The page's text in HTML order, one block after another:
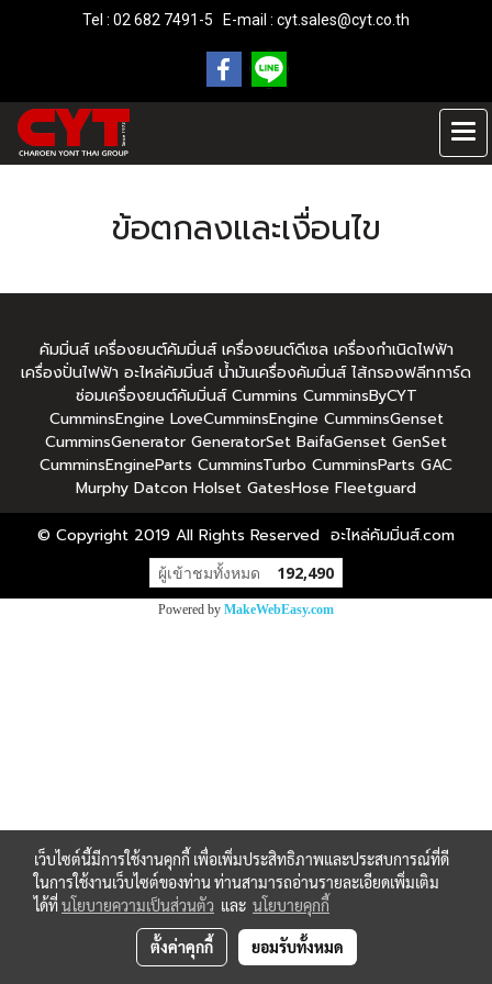
Tel : 02 682 7491-5 E-mail : cyt.sales@cyt.co.th
ข้อตกลงและเงื่อนไข
คัมมิ่นส์ เครื่องยนต์คัมมิ่นส์ เครื่องยนต์ดีเซล เครื่องกำเนิดไฟฟ้า
เครื่องปั่นไฟฟ้า อะไหล่คัมมิ่นส์ น้ำมันเครื่องคัมมิ่นส์ ไส้กรองฟลีทการ์ด
ซ่อมเครื่องยนต์คัมมิ่นส์ Cummins CumminsByCYT
CumminsEngine LoveCumminsEngine CumminsGenset
CumminsGenerator GeneratorSet BaifaGenset GenSet
CumminsEngineParts CumminsTurbo CumminsParts GAC
Murphy Datcon Holset GatesHose Fleetguard
© Copyright 2019 All Rights Reserved อะไหล่คัมมิ่นส์.com
ผู้เข้าชมทั้งหมด 192,490
Powered by MakeWebEasy.com
เว็บไซต์นี้มีการใช้งานคุกกี้ เพื่อเพิ่มประสิทธิภาพและประสบการณ์ที่ดี
ในการใช้งานเว็บไซต์ของท่าน ท่านสามารถอ่านรายละเอียดเพิ่มเติม
ได้ที่นโยบายความเป็นส่วนตัว และ นโยบายคุกกี้
ตั้งค่าคุกกี้ ยอมรับทั้งหมด